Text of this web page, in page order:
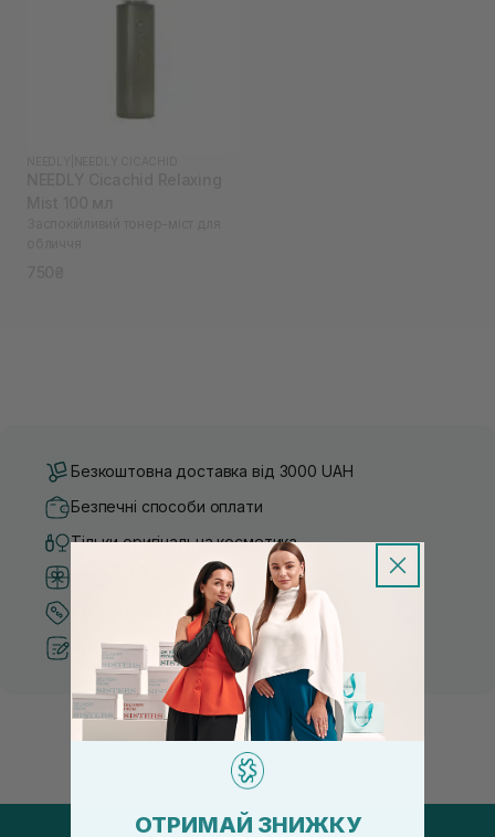
Безкоштовна доставка від 3000 UAH
Безпечні способи оплати
Тільки оригінальна косметика
Система бонусів та лояльності
Кращі ціни та топ товари
Рекомендації від косметологів
ОТРИМАЙ ЗНИЖКУ